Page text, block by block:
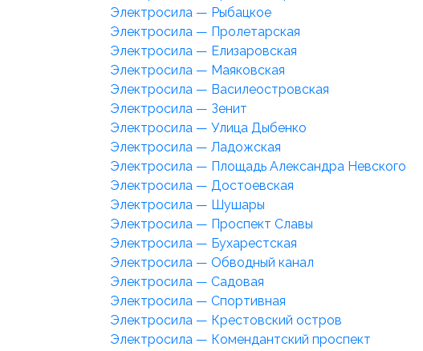
Электросила — Рыбацкое
Электросила — Пролетарская
Электросила — Елизаровская
Электросила — Маяковская
Электросила — Василеостровская
Электросила — Зенит
Электросила — Улица Дыбенко
Электросила — Ладожская
Электросила — Площадь Александра Невского
Электросила — Достоевская
Электросила — Шушары
Электросила — Проспект Славы
Электросила — Бухарестская
Электросила — Обводный канал
Электросила — Садовая
Электросила — Спортивная
Электросила — Крестовский остров
Электросила — Комендантский проспект